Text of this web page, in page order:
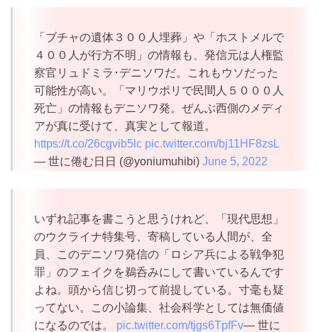
「ブチャの遺体３００人埋葬」や「ホストメルで
４００人が行方不明」の情報も、発信元は人権監
察官リュドミラ･デニソワだ。これもウソだった
可能性が高い。「マリウポリで民間人５０００人
死亡」の情報もデニソワ発。ぜんぶ西側のメディ
アが真に受けて、真実として報道。
https://t.co/26cgvib5lc pic.twitter.com/bj11HF8zsL
— 世に倦む日日 (@yoniumuhibi) June 5, 2022
いずれ記事を書こうと思うけれど、「現代思想」
のウクライナ特集号、寄稿している人間が、全
員、このデニソワ発信の「ロシア兵による戦争犯
罪」のフェイクを鵜呑みにして書いているんです
よね。頭から信じ切って前提している。寸毫も疑
ってない。この小論集、社会科学としては無価値
になるのでは。 pic.twitter.com/tjgs6TpfFv— 世に